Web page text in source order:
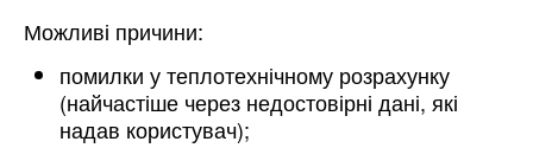
Можливі причини:
помилки у теплотехнічному розрахунку
(найчастіше через недостовірні дані, які
надав користувач);